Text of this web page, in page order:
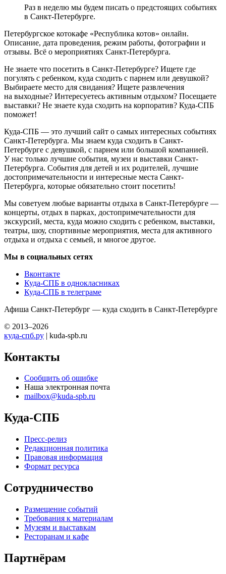
Раз в неделю мы будем писать о предстоящих событиях
в Санкт-Петербурге.
Петербургское котокафе «Республика котов» онлайн.
Описание, дата проведения, режим работы, фотографии и
отзывы. Всё о мероприятиях Санкт-Петербурга.
Не знаете что посетить в Санкт-Петербурге? Ищете где
погулять с ребенком, куда сходить с парнем или девушкой?
Выбираете место для свидания? Ищете развлечения
на выходные? Интересуетесь активным отдыхом? Посещаете
выставки? Не знаете куда сходить на корпоратив? Куда-СПБ
поможет!
Куда-СПБ — это лучший сайт о самых интересных событиях
Санкт-Петербурга. Мы знаем куда сходить в Санкт-
Петербурге с девушкой, с парнем или большой компанией.
У нас только лучшие события, музеи и выставки Санкт-
Петербурга. События для детей и их родителей, лучшие
достопримечательности и интересные места Санкт-
Петербурга, которые обязательно стоит посетить!
Мы советуем любые варианты отдыха в Санкт-Петербурге —
концерты, отдых в парках, достопримечательности для
экскурсий, места, куда можно сходить с ребенком, выставки,
театры, шоу, спортивные мероприятия, места для активного
отдыха и отдыха с семьей, и многое другое.
Мы в социальных сетях
Вконтакте
Куда-СПБ в однокласниках
Куда-СПБ в телеграме
Афиша Санкт-Петербург — куда сходить в Санкт-Петербурге
© 2013–2026
куда-спб.ру | kuda-spb.ru
Контакты
Сообщить об ошибке
Наша электронная почта
mailbox@kuda-spb.ru
Куда-СПБ
Пресс-релиз
Редакционная политика
Правовая информация
Формат ресурса
Сотрудничество
Размещение событий
Требования к материалам
Музеям и выставкам
Ресторанам и кафе
Партнёрам